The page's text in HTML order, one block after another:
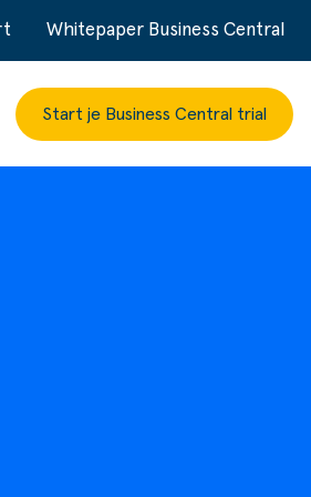
Whitepaper Business Central
Start je Business Central trial